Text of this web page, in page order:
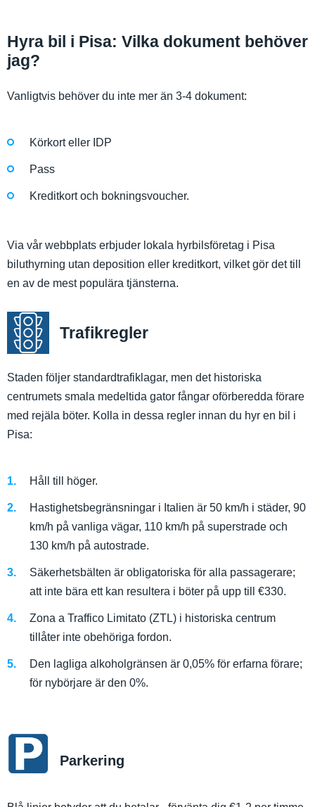
Hyra bil i Pisa: Vilka dokument behöver
jag?
Vanligtvis behöver du inte mer än 3-4 dokument:
Körkort eller IDP
Pass
Kreditkort och bokningsvoucher.
Via vår webbplats erbjuder lokala hyrbilsföretag i Pisa
biluthyrning utan deposition eller kreditkort, vilket gör det till
en av de mest populära tjänsterna.
Trafikregler
Staden följer standardtrafiklagar, men det historiska
centrumets smala medeltida gator fångar oförberedda förare
med rejäla böter. Kolla in dessa regler innan du hyr en bil i
Pisa:
Håll till höger.
Hastighetsbegränsningar i Italien är 50 km/h i städer, 90
km/h på vanliga vägar, 110 km/h på superstrade och
130 km/h på autostrade.
Säkerhetsbälten är obligatoriska för alla passagerare;
att inte bära ett kan resultera i böter på upp till €330.
Zona a Traffico Limitato (ZTL) i historiska centrum
tillåter inte obehöriga fordon.
Den lagliga alkoholgränsen är 0,05% för erfarna förare;
för nybörjare är den 0%.
Parkering